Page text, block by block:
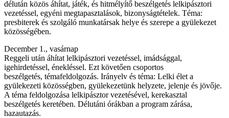
délután közös áhítat, játék, és hitmélyítő beszélgetés lelkipásztori
vezetéssel, egyéni megtapasztalások, bizonyságtételek. Téma:
presbiterek és szolgáló munkatársak helye és szerepe a gyülekezet
közösségében.
December 1., vasárnap
Reggeli után áhítat lelkipásztori vezetéssel, imádsággal,
igehirdetéssel, énekléssel. Ezt követően csoportos
beszélgetés, témafeldolgozás. Irányelv és téma: Lelki élet a
gyülekezeti közösségben, gyülekezetünk helyzete, jelenje és jövője.
A téma feldolgozása lelkipásztor vezetésével, kerekasztal
beszélgetés keretében. Délutáni órákban a program zárása,
hazautazás.